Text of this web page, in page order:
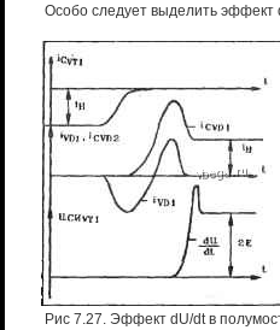
Особо следует выделить эффект
Рис 7.27. Эффект dU/dt в